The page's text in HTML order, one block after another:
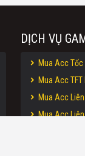
DỊCH VỤ
Mua Acc Tốc
Mua Acc
Mua Acc
Mua Acc Liên